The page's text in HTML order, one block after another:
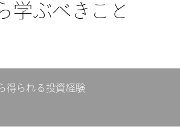
学ぶべきこと
得られる投資経験